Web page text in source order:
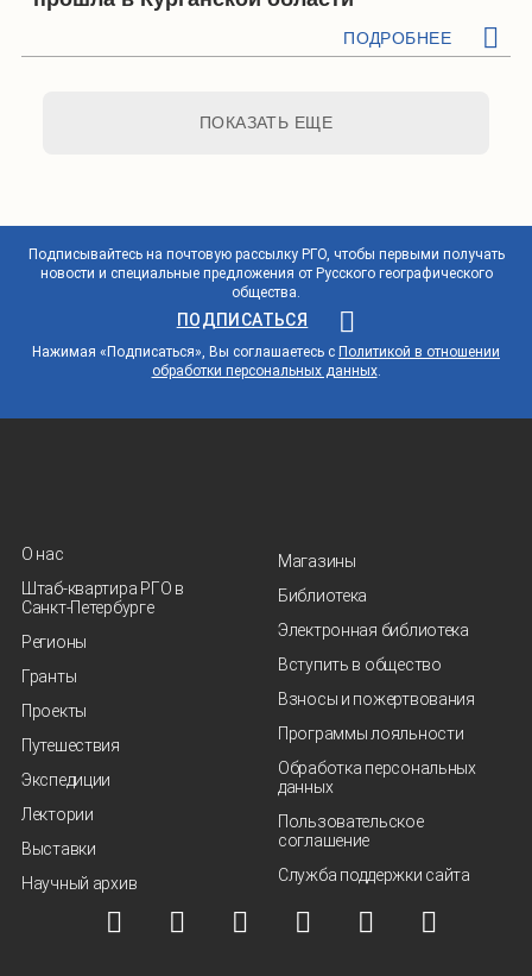
ПОДРОБНЕЕ
ПОКАЗАТЬ ЕЩЕ
Подписывайтесь на почтовую рассылку РГО, чтобы первыми получать
новости и специальные предложения от Русского географического
общества.
ПОДПИСАТЬСЯ
Нажимая «Подписаться», Вы соглашаетесь с Политикой в отношении
обработки персональных данных.
О нас
Штаб-квартира РГО в
Санкт‑Петербурге
Регионы
Гранты
Проекты
Путешествия
Экспедиции
Лектории
Выставки
Научный архив
Магазины
Библиотека
Электронная библиотека
Вступить в общество
Взносы и пожертвования
Программы лояльности
Обработка персональных
данных
Пользовательское
соглашение
Служба поддержки сайта